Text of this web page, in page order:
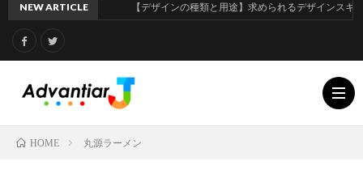
NEW ARTICLE 【デザインの種類と用途】求められるデザインスキルの違
HOME 丸源ラーメン